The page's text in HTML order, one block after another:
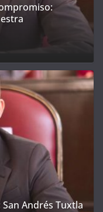
Andrés Tuxtla